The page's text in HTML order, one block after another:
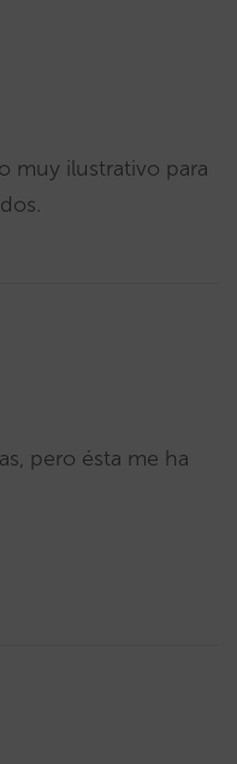
muy ilustrativo para
pero ésta me ha